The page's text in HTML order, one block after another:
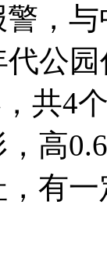
，
代公
共4
高
有